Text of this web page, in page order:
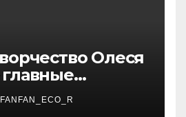
Олеся
и
факты из
FANFAN_ECO_R